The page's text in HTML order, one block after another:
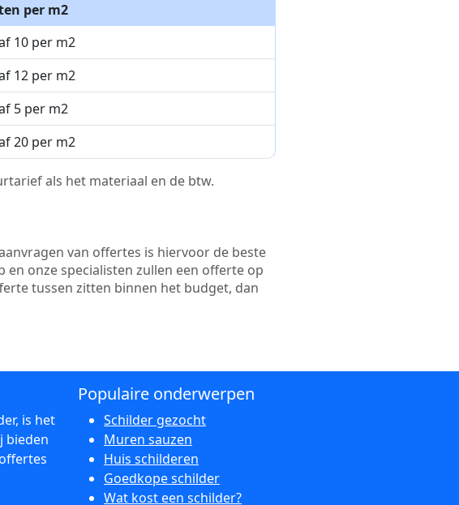
per m2
10 per m2
12 per m2
5 per m2
20 per m2
als het materiaal en de btw.
van offertes is hiervoor de beste
onze specialisten zullen een offerte op
tussen zitten binnen het budget, dan
is het
bieden
Populaire onderwerpen
Schilder gezocht
Muren sauzen
Huis schilderen
Goedkope schilder
Wat kost een schilder?